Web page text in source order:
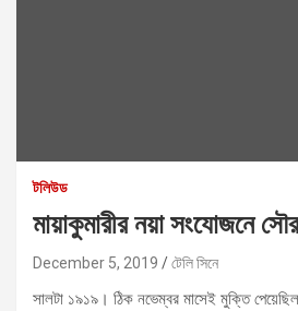
টলিউড
মায়াকুমারীর নয়া সংযোজনে
December 5, 2019 টেলি সিনে
সালটা ১৯১৯। ঠিক নভেম্বর মাসেই মুক্তি